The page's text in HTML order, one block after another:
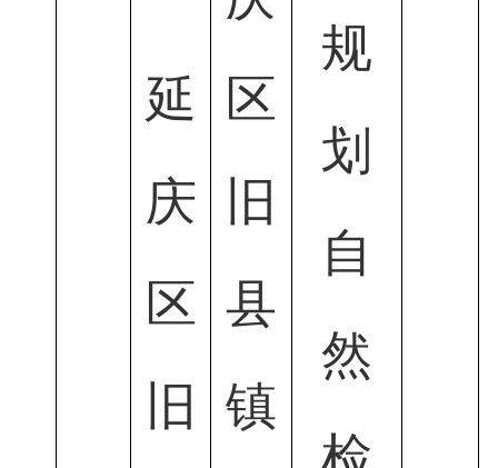
延
庆
区
旧
区
旧
县
镇
规
划
自
然